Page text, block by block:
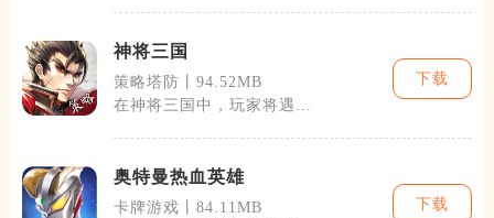
神将三国
策略塔防丨94.52MB
在神将三国中，玩家将遇见
下载
奥特曼热血英雄
卡牌游戏丨84.11MB
下载